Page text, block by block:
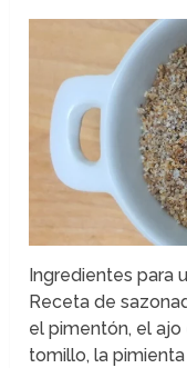
Ingredientes para
Receta de
el pimentón, el
tomillo, la pimienta